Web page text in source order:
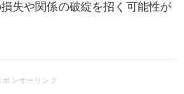
失や関係の破綻を招く可能性が